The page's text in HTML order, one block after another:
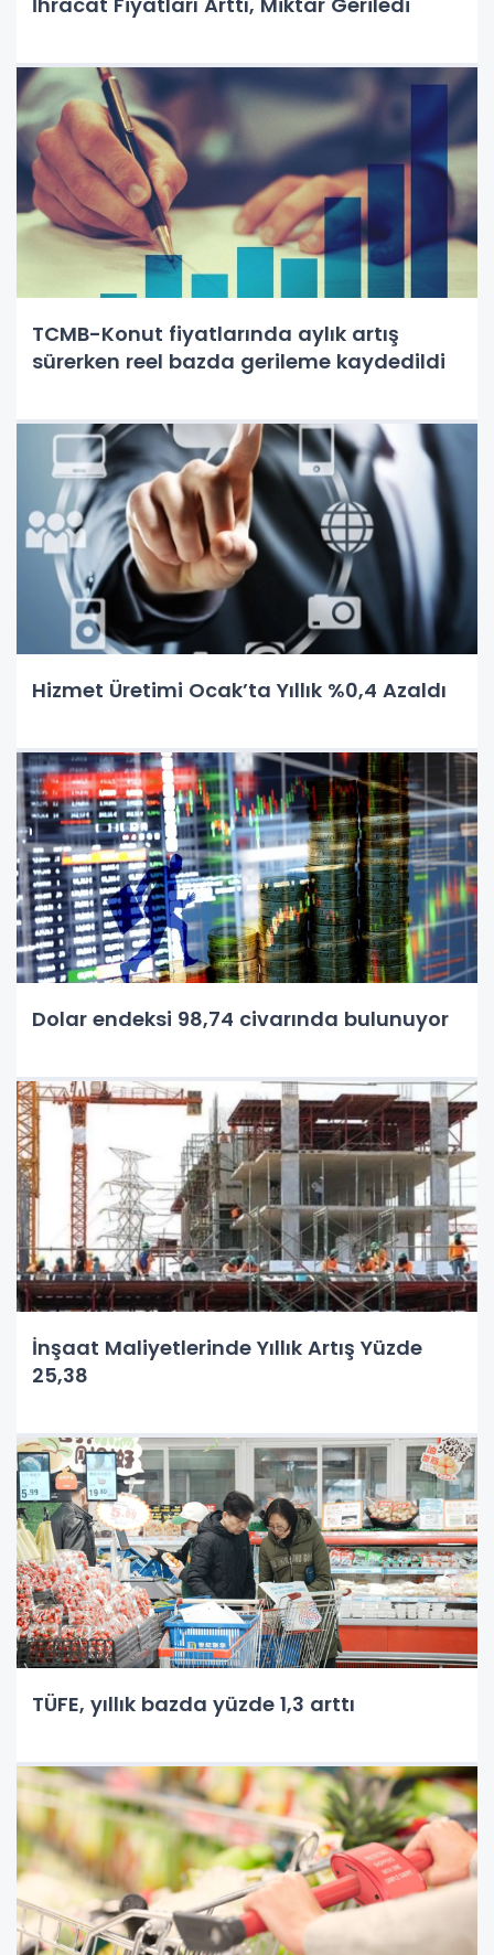
TCMB-Konut fiyatlarında aylık artış
sürerken reel bazda gerileme kaydedildi
Hizmet Üretimi Ocak’ta Yıllık %0,4 Azaldı
Dolar endeksi 98,74 civarında bulunuyor
İnşaat Maliyetlerinde Yıllık Artış Yüzde
25,38
TÜFE, yıllık bazda yüzde 1,3 arttı